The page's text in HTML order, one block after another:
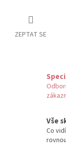
ZEPTAT SE
Vše
Co